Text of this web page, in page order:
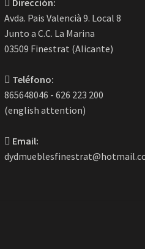
Avda. Pais Valencià 9. Local 8
Junto a C.C. La Marina
03509 Finestrat (Alicante)
Teléfono:
865648046 - 626 223 200
(english attention)
Email: